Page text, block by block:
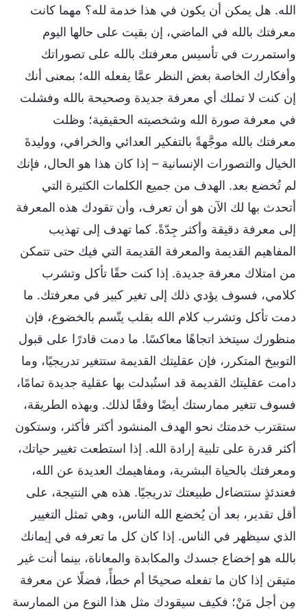
الله. هل يمكن أن يكون في هذا خدمة لله؟ مهما كانت
معرفتك بالله في الماضي، إن بقيت على حالها اليوم
واستمررت في تأسيس معرفتك بالله على تصوراتك
وأفكارك الخاصة بغض النظر عمَّا يفعله الله؛ بمعنى أنك
إن كنت لا تملك أي معرفة جديدة وصحيحة بالله وفشلت
في معرفة صورة الله وشخصيته الحقيقية؛ وظلت
معرفتك بالله موجَّهةً بالتفكير العدائي والخرافي، ووليدةَ
الخيال والتصورات الإنسانية – إذا كان هذا هو الحال، فإنك
لم تُخضع بعد. الهدف من جميع الكلمات الكثيرة التي
أتحدث بها لك الآن هو أن تعرف، وأن تقودك هذه المعرفة
إلى معرفة دقيقة وأكثر جِدّةً. كما تهدف إلى تهذيب
المفاهيم القديمة والمعرفة القديمة التي فيك حتى تتمكن
من امتلاك معرفة جديدة. إذا كنت حقًا تأكل وتشرب
كلامي، فسوف يؤدي ذلك إلى تغير كبير في معرفتك. ما
دمت تأكل وتشرب كلام الله بقلب يتّسم بالخضوع، فإن
منظورك سيتخذ اتجاهًا معاكسًا. ما دمت قادرًا على قبول
التوبيخ المتكرر، فإن عقليتك القديمة ستتغير تدريجيًا، وما
دامت عقليتك القديمة قد استُبدلت بها عقلية جديدة تمامًا،
فسوف تتغير ممارستك أيضًا وفقًا لذلك. وبهذه الطريقة،
ستقترب خدمتك نحو الهدف المنشود أكثر فأكثر، وستكون
أكثر قدرة على تلبية إرادة الله. إذا استطعت تغيير حياتك،
ومعرفتك بالحياة البشرية، ومفاهيمك العديدة عن الله،
فعندئذٍ ستتضاءل طبيعتك تدريجيًا. هذه هي النتيجة، على
أقل تقدير، بعد أن يُخضع الله الناس، وهي تمثل التغيير
الذي سيظهر في الناس. إذا كان كل ما تعرفه في إيمانك
بالله هو إخضاع جسدك والمكابدة والمعاناة، بينما أنت غير
متيقن إذا كان ما تفعله صحيحًا أم خطأً، فضلًا عن معرفة
مِن أجل مَنْ؛ فكيف سيقودك مثل هذا النوع من الممارسة